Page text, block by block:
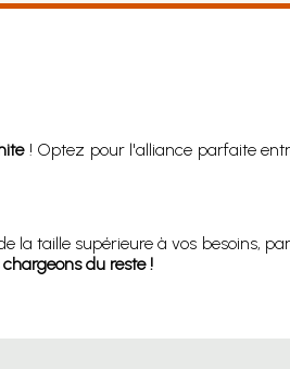
! Optez pour l'alliance parfaite
la taille supérieure à vos besoins,
du reste !